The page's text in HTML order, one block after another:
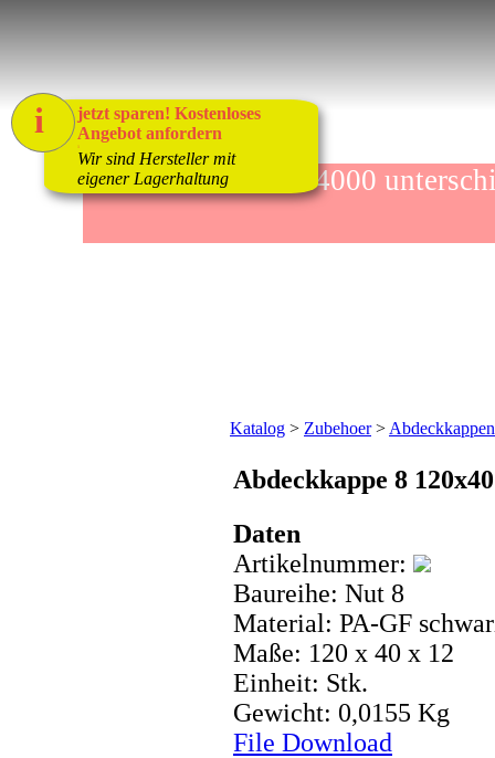
mehr als 4000
Katalog > Zubehoer> Abdeckkappen
Abdeckkappe 8 120x40
Daten
Artikelnummer:
Baureihe: Nut 8
Material: PA-GF
Maße: 120 x 40 x 12
Einheit: Stk.
Gewicht: 0,0155 Kg
File Download
jetzt sparen! Kostenloses
Angebot anfordern
1
Wir sind Hersteller mit
eigener Lagerhaltung
i